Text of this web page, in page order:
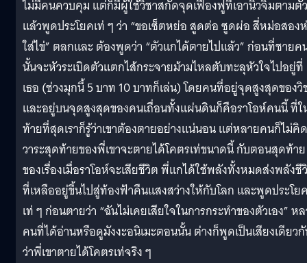
ไม่มีคนควบคุม แต่ก็มีผู้ใช้วิชาสกัดจุดเฟื่องฟูที่เอานิ้วจิ้มตามตัว
แล้วพูดประโยคเท่ ๆ ว่า “ขอเซ็ตหย่อ สูดต่อ ซูดผ่อ สี่หม่อสอง
ใส่ไข่” ตลกและ ต้องพูดว่า “ตัวแกได้ตายไปแล้ว” ก่อนที่ชายค
นั้นจะหัวระเบิดตัวแตกไส้กระจายม้ามไหลตับทะลุหัวใจไปอยู่ที่
เธอ (ช่วงมุกนี้ 5 บาท 10 บาทก็เล่น) โดยคนที่อยู่จุดสูงสุดของวิ
และอยู่บนจุดสูงสุดของคนเถื่อนทั้งแผ่นดินก็คือราโอห์คนนี้ ที่ใ
ท้ายที่สุดเราก็รู้ว่าเขาต้องตายอย่างแน่นอน แต่หลายคนก็ไม่คิ
วาระสุดท้ายของพี่เขาจะตายได้โคตรเท่ขนาดนี้ กับตอนสุดท้าย
ของเรื่องเมื่อราโอห์จะเสียชีวิต พี่แกได้ใช้พลังทั้งหมดส่งพลังชี
ที่เหลืออยู่ขึ้นไปสู่ท้องฟ้าคืนแสงสว่างให้กับโลก และพูดประโย
เท่ ๆ ก่อนตายว่า “ฉันไม่เคยเสียใจในการกระทำของตัวเอง” ห
คนที่ได้อ่านหรือดูมังงะอนิเมะตอนนั้น ต่างก็พูดเป็นเสียงเดียว
ว่าพี่เขาตายได้โคตรเท่จริง ๆ